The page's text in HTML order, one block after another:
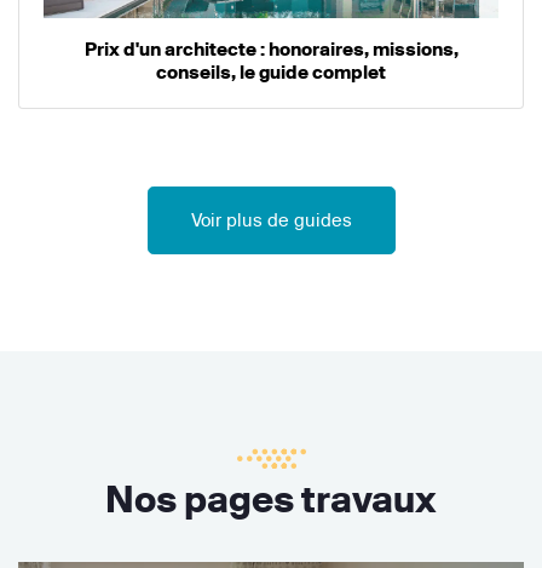
Prix d'un architecte : honoraires, missions,
conseils, le guide complet
Voir plus de guides
Nos pages travaux